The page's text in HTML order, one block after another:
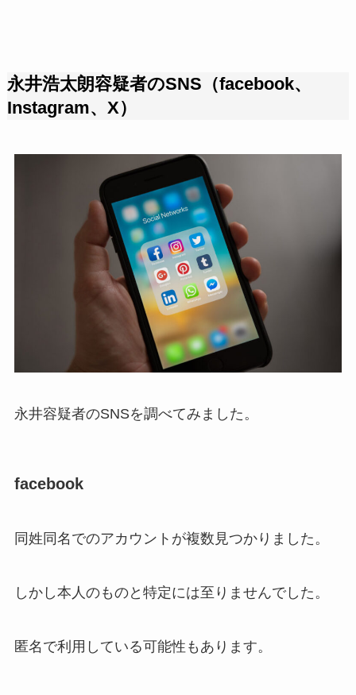
永井浩太朗容疑者のSNS（facebook、
Instagram、X）
永井容疑者のSNSを調べてみました。
facebook
同姓同名でのアカウントが複数見つかりました。
しかし本人のものと特定には至りませんでした。
匿名で利用している可能性もあります。